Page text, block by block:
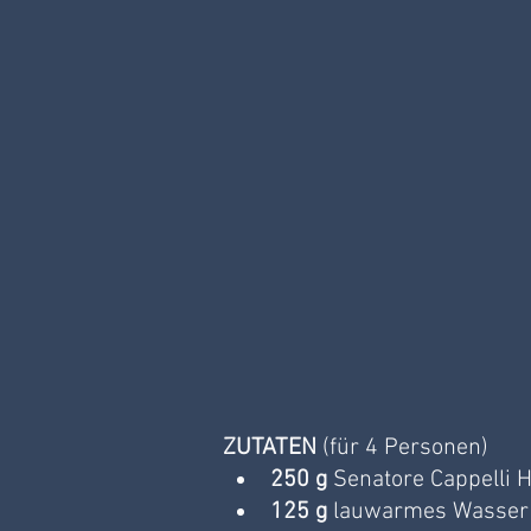
ZUTATEN (für 4 Personen)
250 g Senatore Cappelli
125 g lauwarmes Wasser